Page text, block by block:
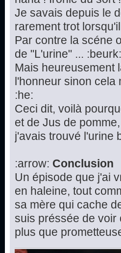
Je savais depuis le
rarement trot
Par contre la scéne
de "L'urine" ...
Mais heureusement
l'honneur sinon cela
:he:
Ceci dit, voilà
et de Jus de
j'avais trouvé l'urine
:arrow: Conclusion
Un épisode que j'ai
en haleine, tout
sa mère qui cache
suis préssée de voir
plus que